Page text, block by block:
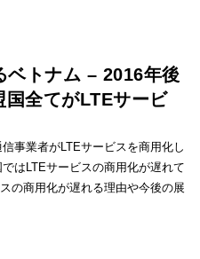
ベトナム – 2016年後
全てがLTEサービ
事業者がLTEサービスを商用化し
はLTEサービスの商用化が遅れて
の商用化が遅れる理由や今後の展